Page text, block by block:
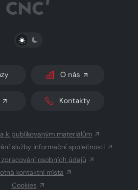
PŘEPNOUT SVĚTLÝ/TMAVÝ REŽIM
O nás
Kontakty
k publikovaným materiálům
služby informační společnosti
osobních údajů
kontaktní místa
Cookies